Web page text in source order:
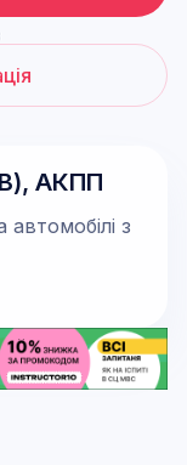
В), АКПП
з